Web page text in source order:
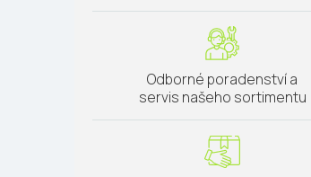
Odborné poradenství a
servis našeho sortimentu